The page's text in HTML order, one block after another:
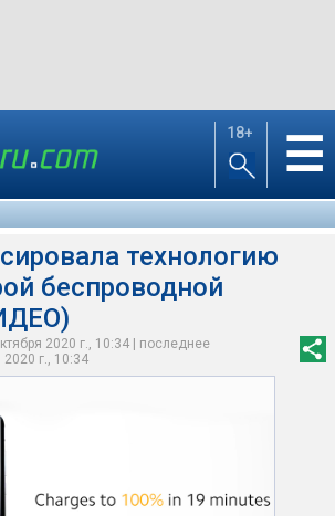
18+ ☰
технологию
беспроводной
2020 г., 10:34 | последнее
г., 10:34